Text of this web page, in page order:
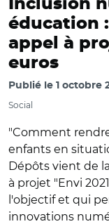
Inclusion
éducation
appel à
euros
Publié le 1 octobre
Social
"Comment
enfants en
Dépôts vient de
à projet "Envi
l'objectif et qui
innovations